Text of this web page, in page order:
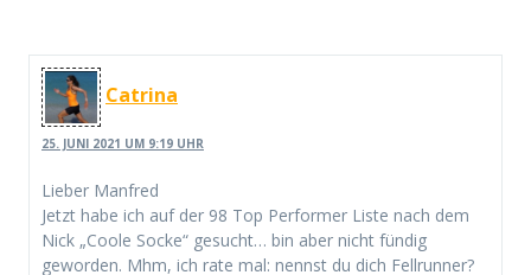
Catrina
25. JUNI 2021 UM 9:19 UHR
Lieber Manfred
Jetzt habe ich auf der 98 Top Performer Liste nach dem
Nick „Coole Socke“ gesucht… bin aber nicht fündig
geworden. Mhm, ich rate mal: nennst du dich Fellrunner?